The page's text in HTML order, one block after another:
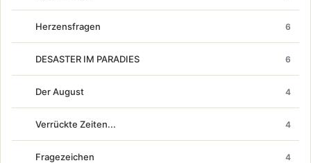
Herzensfragen 6
DESASTER IM PARADIES 6
Der August 4
Verrückte Zeiten... 4
Fragezeichen 4